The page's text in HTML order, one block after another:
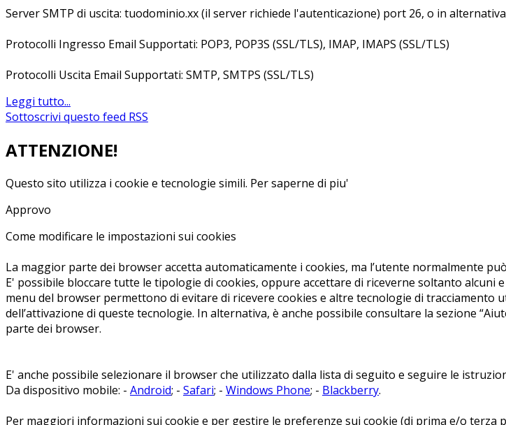
Server SMTP di uscita: tuodominio.xx (il server richiede l'autenticazione) port 26, o in
Protocolli Ingresso Email Supportati: POP3, POP3S (SSL/TLS), IMAP, IMAPS (SSL/TLS)
Protocolli Uscita Email Supportati: SMTP, SMTPS (SSL/TLS)
Leggi tutto...
Sottoscrivi questo feed RSS
ATTENZIONE!
Questo sito utilizza i cookie e tecnologie simili. Per saperne di piu'
Approvo
Come modificare le impostazioni sui cookies
La maggior parte dei browser accetta automaticamente i cookies, ma l’utente normalmente
E' possibile bloccare tutte le tipologie di cookies, oppure accettare di riceverne soltanto alcuni
menu del browser permettono di evitare di ricevere cookies e altre tecnologie di tracciamento
dell’attivazione di queste tecnologie. In alternativa, è anche possibile consultare la sezione
parte dei browser.
E' anche possibile selezionare il browser che utilizzato dalla lista di seguito e seguire le
Da dispositivo mobile: - Android; - Safari; - Windows Phone; - Blackberry.
Per maggiori informazioni sui cookie e per gestire le preferenze sui cookie (di prima e/o